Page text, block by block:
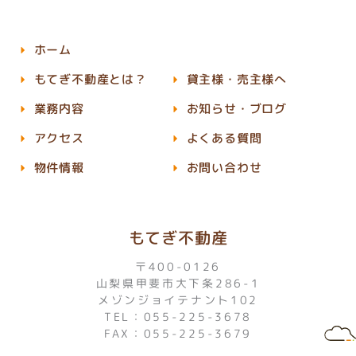
もてぎ不動産
〒400-0126
山梨県甲斐市大下条286-1
メゾンジョイテナント102
TEL：055-225-3678
FAX：055-225-3679
ホーム
もてぎ不動産とは？
業務内容
アクセス
物件情報
貸主様・売主様へ
お知らせ・ブログ
よくある質問
お問い合わせ